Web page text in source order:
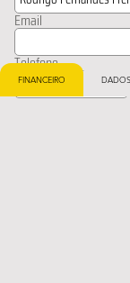
Email
Telefone
FINANCEIRO